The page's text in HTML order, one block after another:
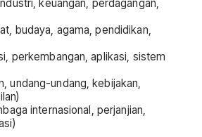
keuangan, perdagangan,
budaya, agama, pendidikan,
perkembangan, aplikasi, sistem
undang-undang, kebijakan,
internasional, perjanjian,